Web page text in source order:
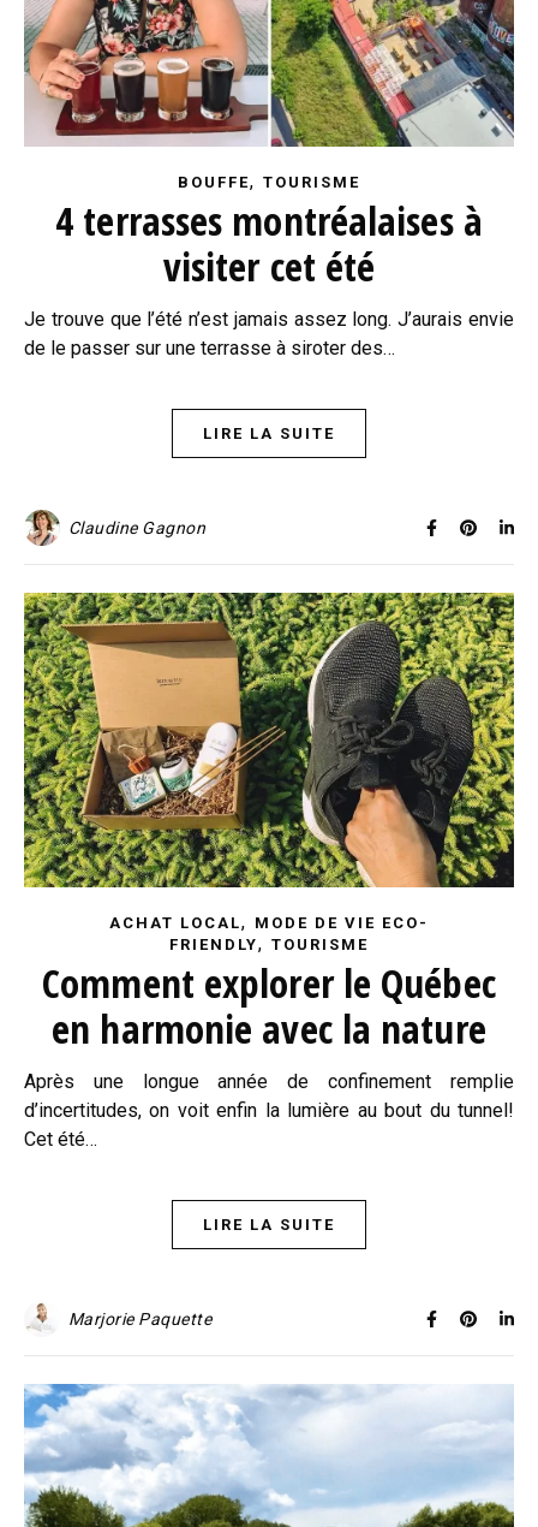
BOUFFE, TOURISME
4 terrasses montréalaises à
visiter cet été
Je trouve que l’été n’est jamais assez long. J’aurais envie
de le passer sur une terrasse à siroter des…
LIRE LA SUITE
Claudine Gagnon
ACHAT LOCAL, MODE DE VIE ECO-
FRIENDLY, TOURISME
Comment explorer le Québec
en harmonie avec la nature
Après une longue année de confinement remplie
d’incertitudes, on voit enfin la lumière au bout du tunnel!
Cet été…
LIRE LA SUITE
Marjorie Paquette